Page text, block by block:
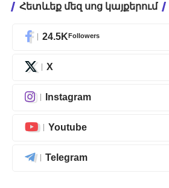
Հետևեք մեզ սոց կայքերում
24.5KFollowers
X
Instagram
Youtube
Telegram